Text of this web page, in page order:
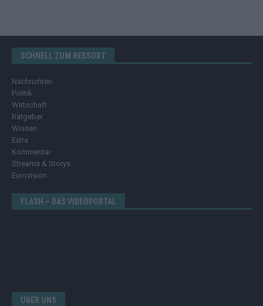
SCHNELL ZUM RESSORT
Nachrichten
Politik
Wirtschaft
Ratgeber
Wissen
Extra
Kommentar
Streams & Storys
Eurovision
FLASH – DAS VIDEOPORTAL
ÜBER UNS